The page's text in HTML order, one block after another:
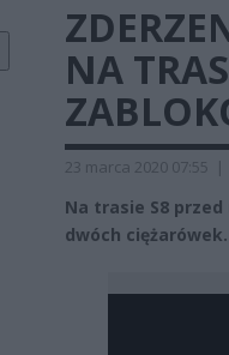
NA
23 marca 2020 07:55 |
Na trasie S8 przed
dwóch